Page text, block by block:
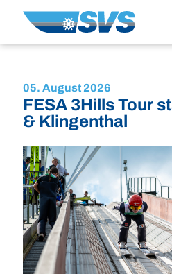
Inhalt
05. August 2026
FESA 3Hills Tour
& Klingenthal